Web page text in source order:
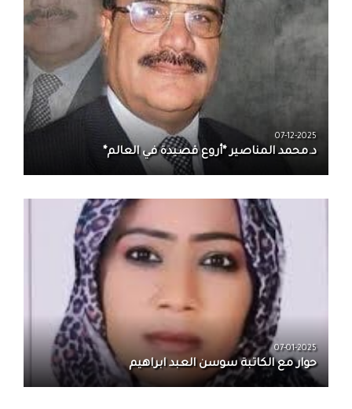
07-12-2025
د.محمد المناصير *أروع قصيدة في العالم*
07-01-2025
حوار مع الكاتبة سوسن العبد ابراهيم